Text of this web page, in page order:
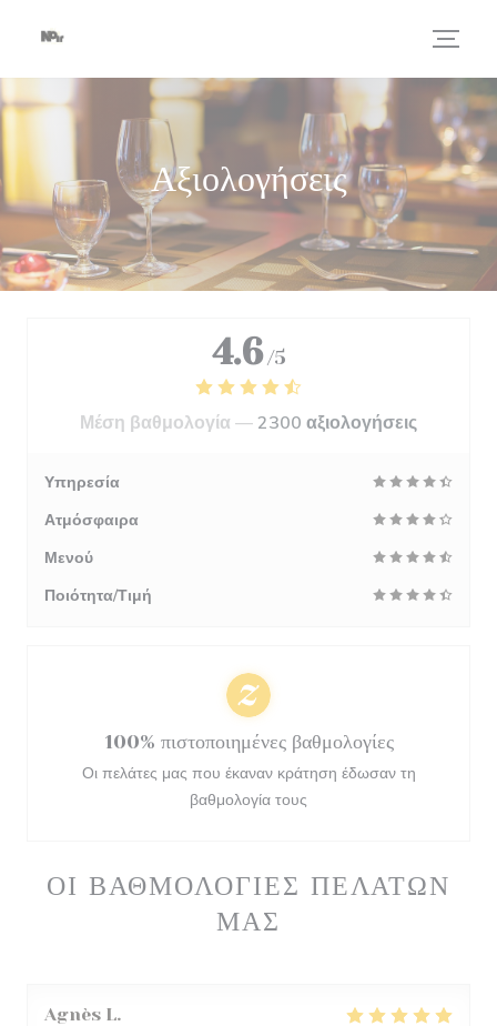
Αξιολογήσεις
ΟΙ ΒΑΘΜΟΛΟΓΊΕΣ ΠΕΛΑΤΏΝ
ΜΑΣ
Agnès L
4.6 /5
Μέση βαθμολογία —2300 αξιολογήσεις
Υπηρεσία
Ατμόσφαιρα
Μενού
Ποιότητα/Τιμή
100% πιστοποιημένες βαθμολογίες
Οι πελάτες μας που έκαναν κράτηση έδωσαν τη
βαθμολογία τους